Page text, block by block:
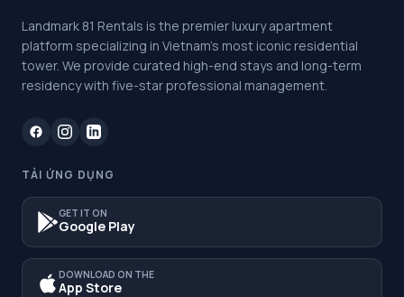
Landmark 81 Rentals is the premier luxury apartment
platform specializing in Vietnam's most iconic residential
tower. We provide curated high-end stays and long-term
residency with five-star professional management.
TẢI ỨNG DỤNG
GET IT ON
Google Play
DOWNLOAD ON THE
App Store